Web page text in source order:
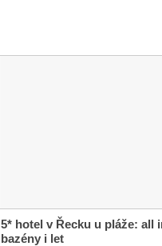
5* hotel v Řecku u pláže: all
bazény i let